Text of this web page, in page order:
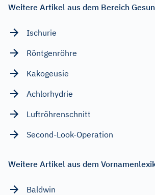
Weitere Artikel aus dem Bereich
Ischurie
Röntgenröhre
Kakogeusie
Achlorhydrie
Luftröhrenschnitt
Second-Look-Operation
Weitere Artikel aus dem
Baldwin